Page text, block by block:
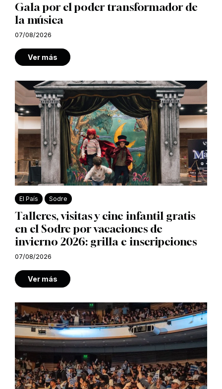
Gala por el poder transformador de
la música
07/08/2026
Ver más
El País Sodre
Talleres, visitas y cine infantil gratis
en el Sodre por vacaciones de
invierno 2026: grilla e inscripciones
07/08/2026
Ver más